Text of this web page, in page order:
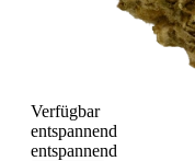
Verfügbar
entspannend
entspannend